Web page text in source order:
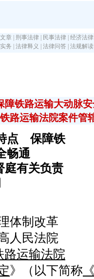
章 刑事法律 民事法律 经济法律
务 法律释义 法律问答 法规解读
障铁路运输大动脉
路运输法院案件管
点 保障铁
畅通
庭有关负责
体制改革
人民法院
路运输法院
》（以下简称